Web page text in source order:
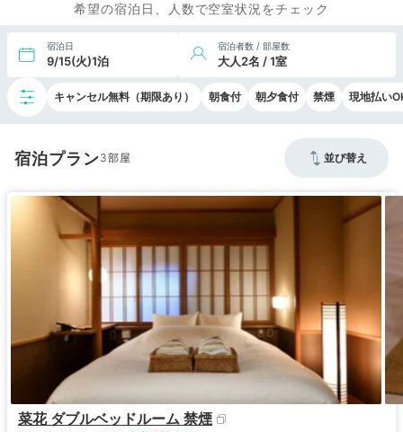
希望の宿泊日、人数で空室状況をチェック
宿泊日
9/15(火)1泊
宿泊者数 / 部屋数
大人2名 / 1室
キャンセル無料（期限あり） 朝食付 朝夕食付 禁煙 現地払い
宿泊プラン3 並び替え
菜花 ダブルベッドルーム 禁煙